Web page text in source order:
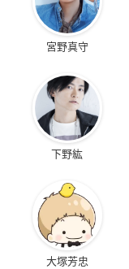
宮野真守
下野紘
大塚芳忠